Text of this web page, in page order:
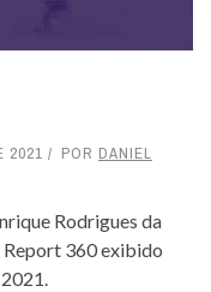
2021 POR DANIEL
Rodrigues da
360 exibido